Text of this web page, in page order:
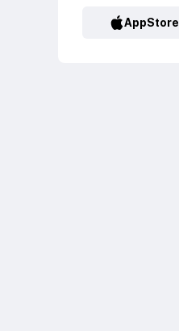
AppStore